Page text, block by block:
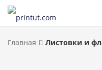
Главная Листовки и